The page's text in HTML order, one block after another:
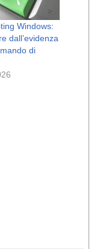
Windows:
dall’evidenza
di